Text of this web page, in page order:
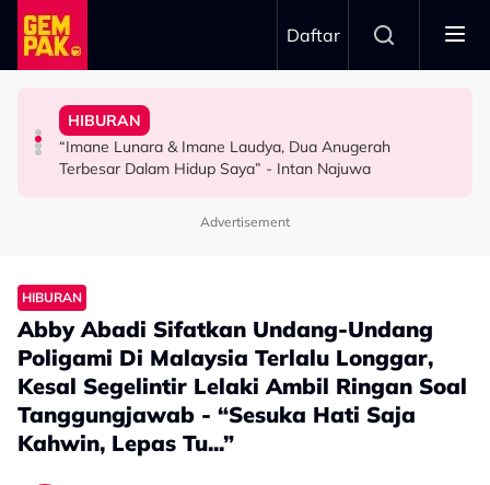
Skip to main content
Daftar
SELEBRITI
“Nak Muntah Dah Makan Tuna” – Demi Fitness, Zarina
Anjoulie Beralih Kepada Ikan Kembung
HIBURAN
“Imane Lunara & Imane Laudya, Dua Anugerah
Terbesar Dalam Hidup Saya” - Intan Najuwa
SELEBRITI
Hisyam Hamid Kongsi Pengalaman, Jadi Bomba Beri
Kesan Pada Diri - “Kami Dilatih Untuk Sentiasa Bersedia
VIRAL
“Benda Kecil Je, Tapi Dah 7 Tahun…” – Maryam
Younarae Kongsi Sikap Suami, Sentiasa Bentang
Advertisement
HIBURAN
Abby Abadi Sifatkan Undang-Undang
Poligami Di Malaysia Terlalu Longgar,
Kesal Segelintir Lelaki Ambil Ringan Soal
Tanggungjawab - “Sesuka Hati Saja
Kahwin, Lepas Tu...”